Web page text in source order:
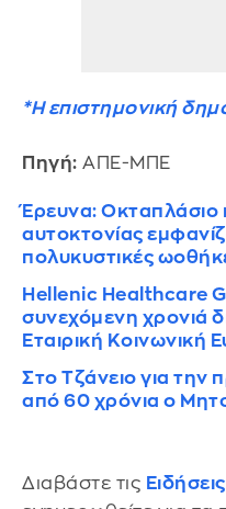
*Η επιστημονική
Πηγή: ΑΠΕ-ΜΠΕ
Έρευνα: Οκταπλάσιο
αυτοκτονίας
πολυκυστικές
Hellenic Healthcare
συνεχόμενη χρονιά
Εταιρική Κοινωνική
Στο Τζάνειο για την
από 60 χρόνια ο
Διαβάστε τις